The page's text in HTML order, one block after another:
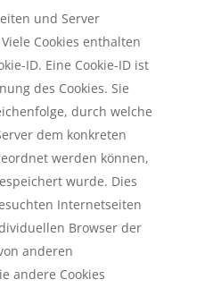
und Server
Cookies enthalten
ID. Eine Cookie-ID ist
des Cookies. Sie
durch welche
dem konkreten
werden können,
wurde. Dies
Internetseiten
Browser der
anderen
andere Cookies